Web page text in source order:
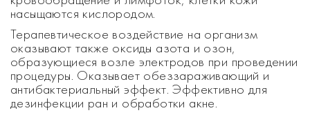
насыщаются кислородом.
Терапевтическое воздействие на организм
оказывают также оксиды азота и озон,
образующиеся возле электродов при проведении
процедуры. Оказывает обеззараживающий и
антибактериальный эффект. Эффективно для
дезинфекции ран и обработки акне.